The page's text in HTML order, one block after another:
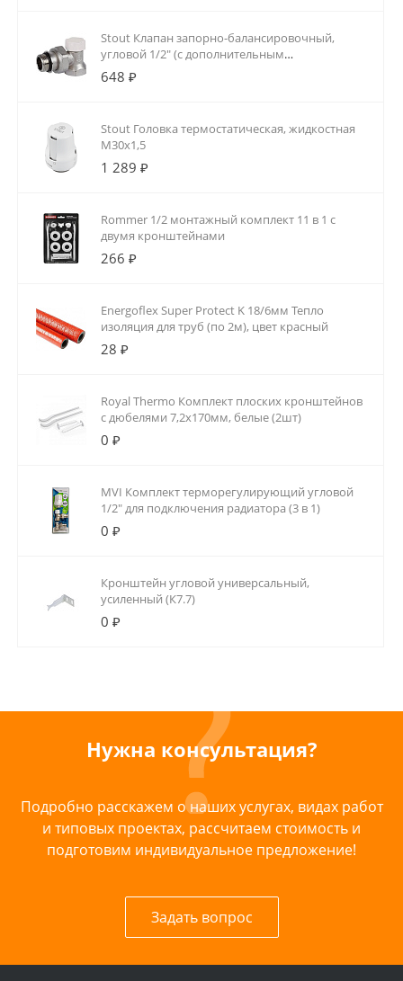
Stout Клапан запорно-балансировочный,
угловой 1/2" (с дополнительным
уплотнением)
648 ₽
Stout Головка термостатическая, жидкостная
M30x1,5
1 289 ₽
Rommer 1/2 монтажный комплект 11 в 1 с
двумя кронштейнами
266 ₽
Energoflex Super Protect K 18/6мм Тепло
изоляция для труб (по 2м), цвет красный
28 ₽
Royal Thermo Комплект плоских кронштейнов
с дюбелями 7,2х170мм, белые (2шт)
0 ₽
MVI Комплект терморегулирующий угловой
1/2" для подключения радиатора (3 в 1)
0 ₽
Кронштейн угловой универсальный,
усиленный (К7.7)
0 ₽
Нужна консультация?
Подробно расскажем о наших услугах, видах работ
и типовых проектах, рассчитаем стоимость и
подготовим индивидуальное предложение!
Задать вопрос